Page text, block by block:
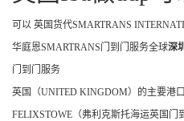
可以 英国货代SMARTRANS
华庭恩SMARTRANS门到门服务全球深
门到门服务
英国（UNITED KINGDOM）的主要港
FELIXSTOWE（弗利克斯托海运英国